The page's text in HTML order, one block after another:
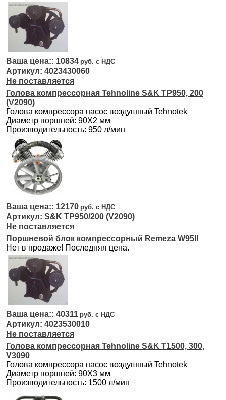
10834
4023430060
Не поставляется
Голова компрессорная Tehnoline S&K ТР950, 200
(V2090)
Голова компрессора насос воздушный Tehnotek
Диаметр поршней: 90Х2 мм
Производительность: 950 л/мин
12170
S&K ТР950/200 (V2090)
Не поставляется
Поршневой блок компрессорный Remeza W95II
Нет в продаже! Последняя цена.
40311
4023530010
Не поставляется
Голова компрессорная Tehnoline S&K Т1500, 300,
V3090
Голова компрессора насос воздушный Tehnotek
Диаметр поршней: 90Х3 мм
Производительность: 1500 л/мин